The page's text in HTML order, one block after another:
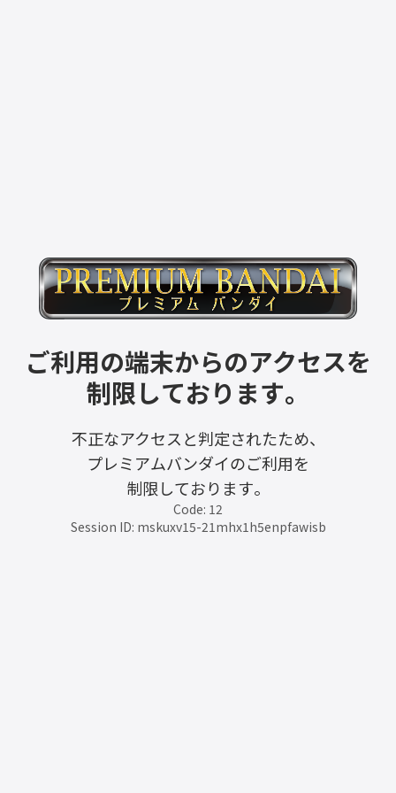
ご利用の端末からのアクセスを
制限しております。
不正なアクセスと判定されたため、
プレミアムバンダイのご利用を
制限しております。
Code: 12
Session ID: mskuxv15-21mhx1h5enpfawisb